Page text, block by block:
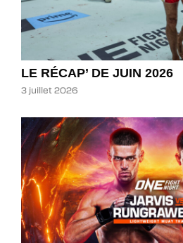
LE RÉCAP’ DE JUIN 2026
3 juillet 2026